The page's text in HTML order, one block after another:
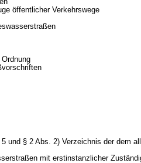
öffentlicher Verkehrswege
§ 2 Abs. 2) Verzeichnis der dem
mit erstinstanzlicher